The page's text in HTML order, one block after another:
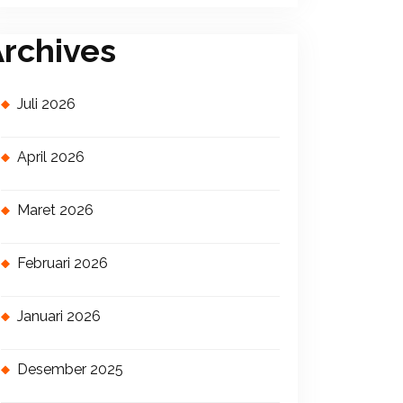
Juli 2026
April 2026
Maret 2026
Februari 2026
Januari 2026
Desember 2025